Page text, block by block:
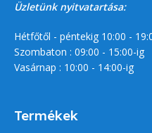
Üzletünk nyitvatartása:
Hétfőtől - péntekig 10:00 -
Szombaton : 09:00 - 15:00-ig
Vasárnap : 10:00 - 14:00-ig
Termékek